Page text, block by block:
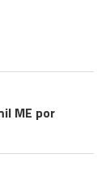
ME por